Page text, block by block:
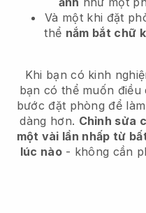
Và một khi đặt
thể nắm bắt chữ
Khi bạn có kinh
bạn có thể muốn
bước đặt phòng để
dàng hơn. Chỉnh sửa
một vài lần nhấp từ
lúc nào- không cần